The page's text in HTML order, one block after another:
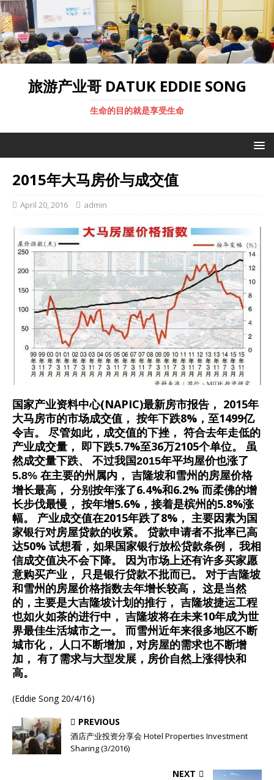
旅游产业哥 DATUK EDDIE SONG
生命的目的就是享受生命
2015年大马房价与成交值
April 20, 2016 admin
国家产业资料中心(NAPIC)最新房市报告， 2015年
大马房市的市场成交值， 按年下跌8%，至1499亿
令吉。 尽管如此，成交值的下挫， 符合去年走低的
产业成交量， 即下跌5.7%至36万2105个单位。 虽
然成交量下跌、 不过我国2015年平均屋价也涨了
5.8% 在主要的州属内， 吉隆坡和雪州的房屋价格
增长最高， 分别按年涨了6.4%和6.2% 而柔佛的增
长步伐最慢， 按年增5.6%，接着是槟州的5.8%涨
幅。 产业成交值在2015年跌了8%， 主要因素为国
家银行对房屋贷款的收紧。 贷款申请者不批率已高
达50% 试想看，如果国家银行放松贷款条例， 我相
信成交值决不会下降。 因为市场上还有许多买家愿
意购买产业， 只是银行贷款不批而已。 对于吉隆坡
和雪州的房屋价格指数去年增长较高， 这是当然
的，主要是大吉隆坡计划的推行， 吉隆坡捷运工程
也如火如茶的进行中， 吉隆坡将在未来10年成为世
界最佳生活城市之一。 而雪州近年来很多地区不断
城市化， 人口不断增加，对房屋的需求也不断增
加， 有了需求与大型发展，房价自然上涨得快和
高。
(Eddie Song 20/4/16)
PREVIOUS
酒店产业投资分享会 Hotel Properties Investment
Sharing (3/2016)
NEXT